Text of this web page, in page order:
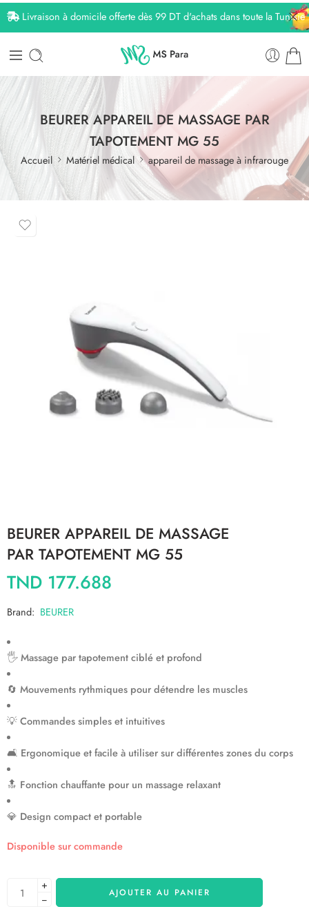
Livraison à domicile offerte dès 99 DT d'achats dans toute la Tunisie
BEURER APPAREIL DE MASSAGE PAR
TAPOTEMENT MG 55
Accueil Matériel médical appareil de massage à infrarouge
BEURER APPAREIL DE MASSAGE
PAR TAPOTEMENT MG 55
TND 177.688
Brand: BEURER
🖐️Massage par tapotement ciblé et profond
🔄 Mouvements rythmiques pour détendre les muscles
💡Commandes simples et intuitives
🛋️ Ergonomique et facile à utiliser sur différentes zones du corps
🔝 Fonction chauffante pour un massage relaxant
💎 Design compact et portable
Disponible sur commande
+
−
AJOUTER AU PANIER